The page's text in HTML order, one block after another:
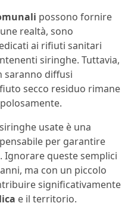
possono fornire
realtà, sono
ai rifiuti sanitari
siringhe. Tuttavia,
saranno diffusi
secco residuo rimane
usate è una
per garantire
Ignorare queste semplici
ma con un piccolo
significativamente
e il territorio.